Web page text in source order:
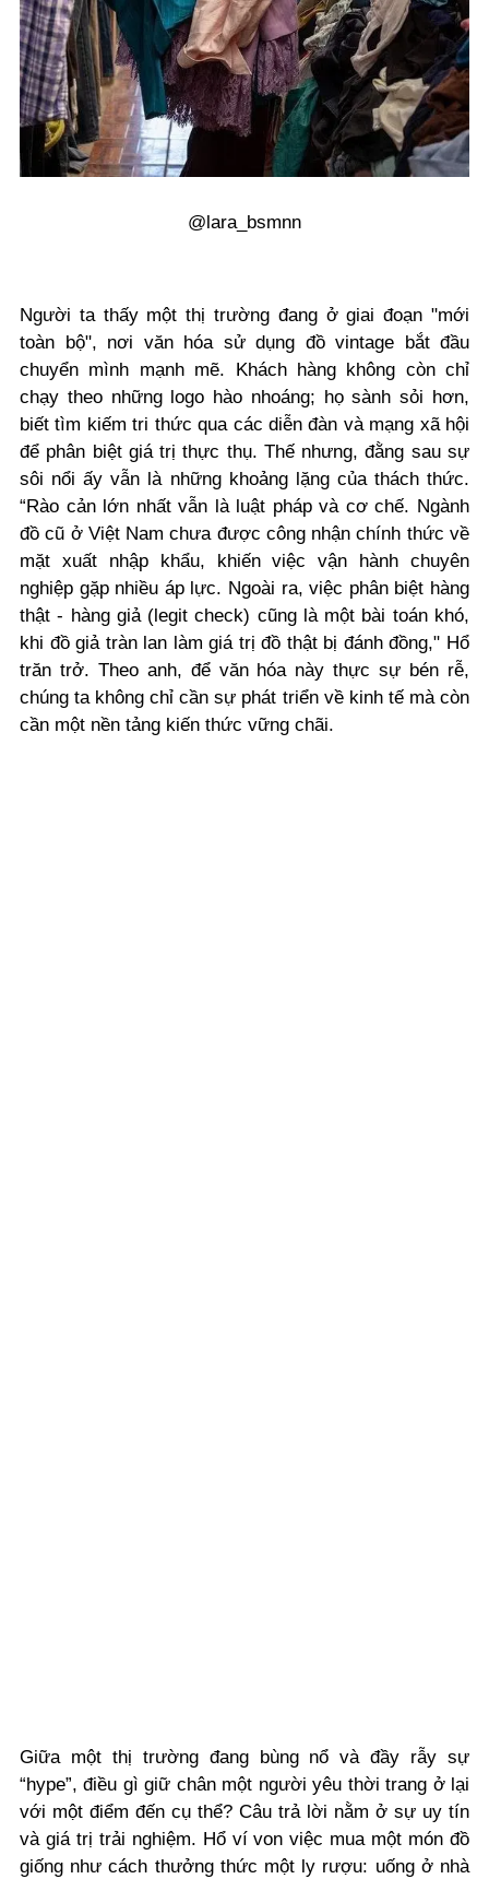
@lara_bsmnn
Người ta thấy một thị trường đang ở giai đoạn "mới
toàn bộ", nơi văn hóa sử dụng đồ vintage bắt đầu
chuyển mình mạnh mẽ. Khách hàng không còn chỉ
chạy theo những logo hào nhoáng; họ sành sỏi hơn,
biết tìm kiếm tri thức qua các diễn đàn và mạng xã hội
để phân biệt giá trị thực thụ. Thế nhưng, đằng sau sự
sôi nổi ấy vẫn là những khoảng lặng của thách thức.
“Rào cản lớn nhất vẫn là luật pháp và cơ chế. Ngành
đồ cũ ở Việt Nam chưa được công nhận chính thức về
mặt xuất nhập khẩu, khiến việc vận hành chuyên
nghiệp gặp nhiều áp lực. Ngoài ra, việc phân biệt hàng
thật - hàng giả (legit check) cũng là một bài toán khó,
khi đồ giả tràn lan làm giá trị đồ thật bị đánh đồng," Hổ
trăn trở. Theo anh, để văn hóa này thực sự bén rễ,
chúng ta không chỉ cần sự phát triển về kinh tế mà còn
cần một nền tảng kiến thức vững chãi.
Giữa một thị trường đang bùng nổ và đầy rẫy sự
“hype”, điều gì giữ chân một người yêu thời trang ở lại
với một điểm đến cụ thể? Câu trả lời nằm ở sự uy tín
và giá trị trải nghiệm. Hổ ví von việc mua một món đồ
giống như cách thưởng thức một ly rượu: uống ở nhà